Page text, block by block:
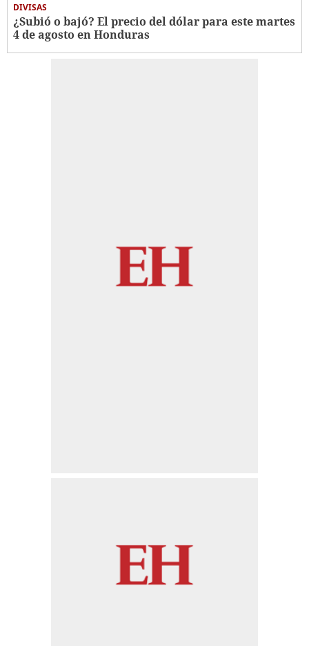
DIVISAS
¿Subió o bajó? El precio del dólar para este martes
4 de agosto en Honduras